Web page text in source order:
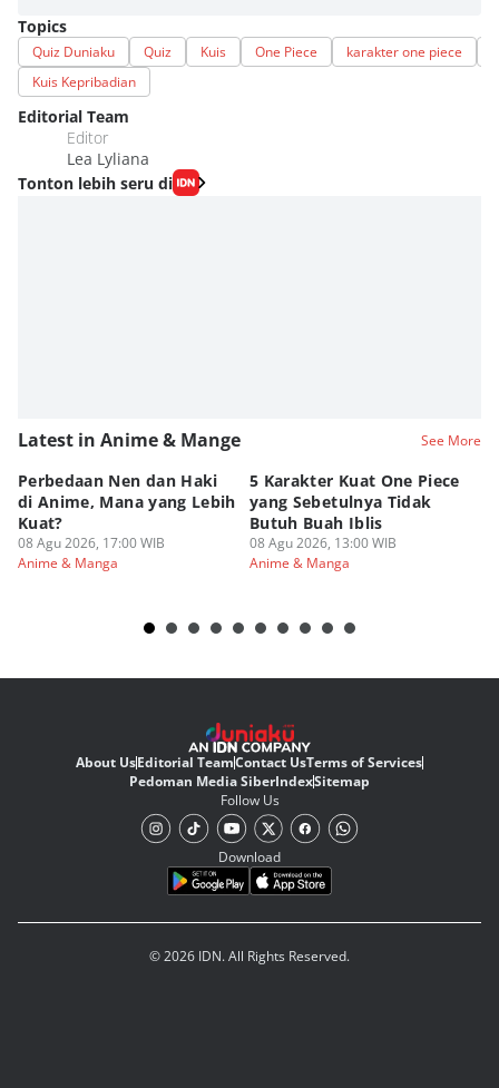
Topics
Quiz Duniaku Quiz Kuis One Piece karakter one piece
Kuis Kepribadian
Editorial Team
Editor
Lea Lyliana
Tonton lebih seru di
Latest in Anime & Mange See More
Perbedaan Nen dan Haki
di Anime, Mana yang Lebih
Kuat?
08 Agu 2026, 17:00 WIB
Anime & Manga
5 Karakter Kuat One Piece
yang Sebetulnya Tidak
Butuh Buah Iblis
08 Agu 2026, 13:00 WIB
Anime & Manga
About UsEditorial TeamContact UsTerms of Services
Pedoman Media SiberIndexSitemap
Follow Us
Download
© 2026 IDN. All Rights Reserved.